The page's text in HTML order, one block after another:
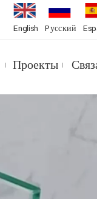
English Pусский
Проекты